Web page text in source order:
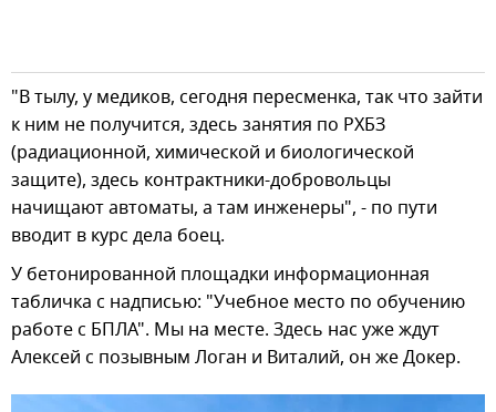
"В тылу, у медиков, сегодня пересменка, так что зайти
к ним не получится, здесь занятия по РХБЗ
(радиационной, химической и биологической
защите), здесь контрактники-добровольцы
начищают автоматы, а там инженеры", - по пути
вводит в курс дела боец.
У бетонированной площадки информационная
табличка с надписью: "Учебное место по обучению
работе с БПЛА". Мы на месте. Здесь нас уже ждут
Алексей с позывным Логан и Виталий, он же Докер.